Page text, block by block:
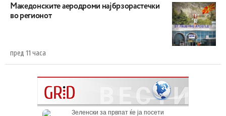
Maкедонските аеродроми најбрзорастечки
во регионот
пред 11 часа